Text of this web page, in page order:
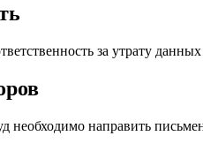
за утрату
необходимо направить